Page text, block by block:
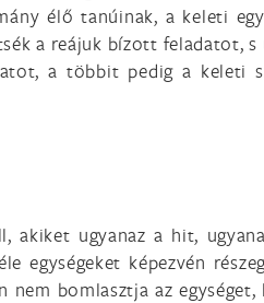
élő tanúinak, a keleti
a reájuk bízott feladatot,
a többit pedig a keleti
ugyanaz a hit,
egységeket képezvén
bomlasztja az